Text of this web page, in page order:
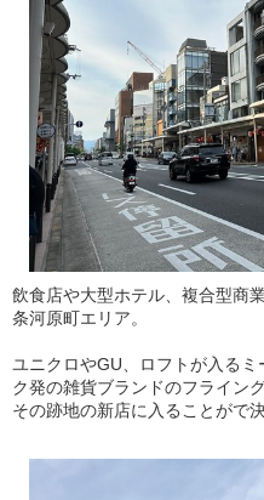
飲食店や大型ホテル、複合型商
条河原町エリア。
ユニクロやGU、ロフトが入る
ク発の雑貨ブランドのフライン
その跡地の新店に入ることがで決